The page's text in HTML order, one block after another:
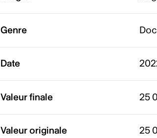
Genre
Date
Valeur finale 25
Valeur originale 25